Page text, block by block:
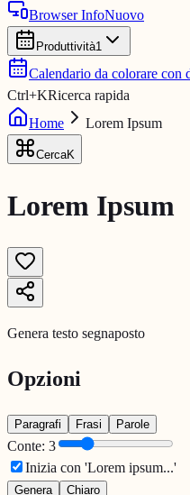
Browser InfoNuovo
Produttività1
Calendario da colorare con
Ctrl+KRicerca rapida
Home
Lorem Ipsum
CercaK
Lorem Ipsum
Genera testo segnaposto
Opzioni
Paragrafi Frasi Parole
Conte: 3
Inizia con 'Lorem ipsum...'
Genera Chiaro